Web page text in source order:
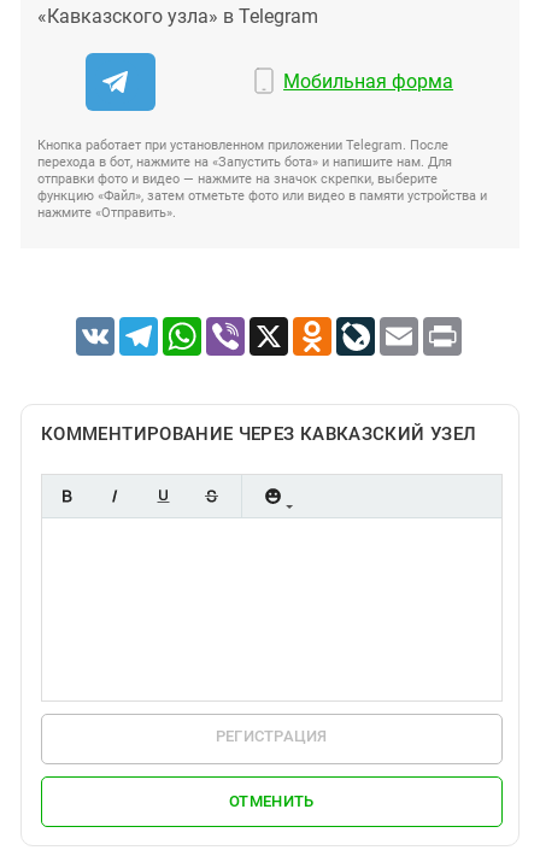
«Кавказского узла» в Telegram
Мобильная форма
Кнопка работает при установленном приложении Telegram. После
перехода в бот, нажмите на «Запустить бота» и напишите нам. Для
отправки фото и видео — нажмите на значок скрепки, выберите
функцию «Файл», затем отметьте фото или видео в памяти устройства и
нажмите «Отправить».
VK TelegramWhatsApp
Viber X Odnoklassniki
LiveJournal
Email Print
КОММЕНТИРОВАНИЕ ЧЕРЕЗ КАВКАЗСКИЙ УЗЕЛ
РЕГИСТРАЦИЯ
ОТМЕНИТЬ